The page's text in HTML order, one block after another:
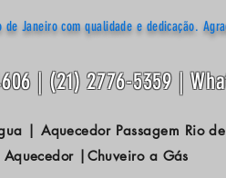
Janeiro com qualidade e dedicação.
| (21) 2776-5359 |
| Aquecedor Passagem Rio
|Chuveiro a Gás